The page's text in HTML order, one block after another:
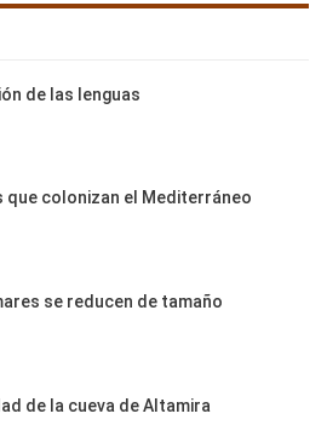
de las lenguas
que colonizan el Mediterráneo
se reducen de tamaño
de la cueva de Altamira